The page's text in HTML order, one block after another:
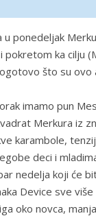
ponedeljak
pokretom ka cilju
što su
imamo pun
Merkura iz
karambole,
deci i
nedelja koji će
Device sve
oko novca,